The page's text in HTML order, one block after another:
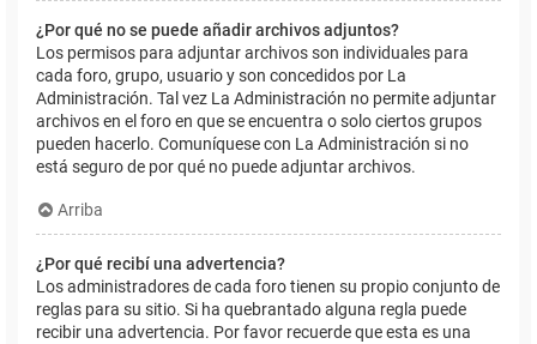
¿Por qué no se puede añadir archivos adjuntos?
Los permisos para adjuntar archivos son individuales para
cada foro, grupo, usuario y son concedidos por La
Administración. Tal vez La Administración no permite adjuntar
archivos en el foro en que se encuentra o solo ciertos grupos
pueden hacerlo. Comuníquese con La Administración si no
está seguro de por qué no puede adjuntar archivos.
Arriba
¿Por qué recibí una advertencia?
Los administradores de cada foro tienen su propio conjunto de
reglas para su sitio. Si ha quebrantado alguna regla puede
recibir una advertencia. Por favor recuerde que esta es una